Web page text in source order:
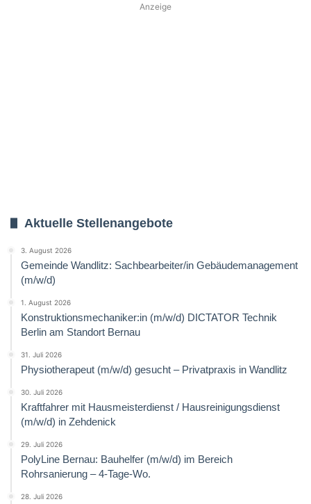
Anzeige
Aktuelle Stellenangebote
3. August 2026
Gemeinde Wandlitz: Sachbearbeiter/in Gebäudemanagement
(m/w/d)
1. August 2026
Konstruktionsmechaniker:in (m/w/d) DICTATOR Technik
Berlin am Standort Bernau
31. Juli 2026
Physiotherapeut (m/w/d) gesucht – Privatpraxis in Wandlitz
30. Juli 2026
Kraftfahrer mit Hausmeisterdienst / Hausreinigungsdienst
(m/w/d) in Zehdenick
29. Juli 2026
PolyLine Bernau: Bauhelfer (m/w/d) im Bereich
Rohrsanierung – 4-Tage-Wo.
28. Juli 2026